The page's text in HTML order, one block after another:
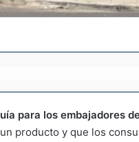
para los embajadores
producto y que los